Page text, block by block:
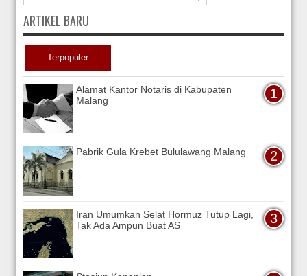
ARTIKEL BARU
Terpopuler
Alamat Kantor Notaris di Kabupaten
Malang
Pabrik Gula Krebet Bululawang Malang
Iran Umumkan Selat Hormuz Tutup Lagi,
Tak Ada Ampun Buat AS